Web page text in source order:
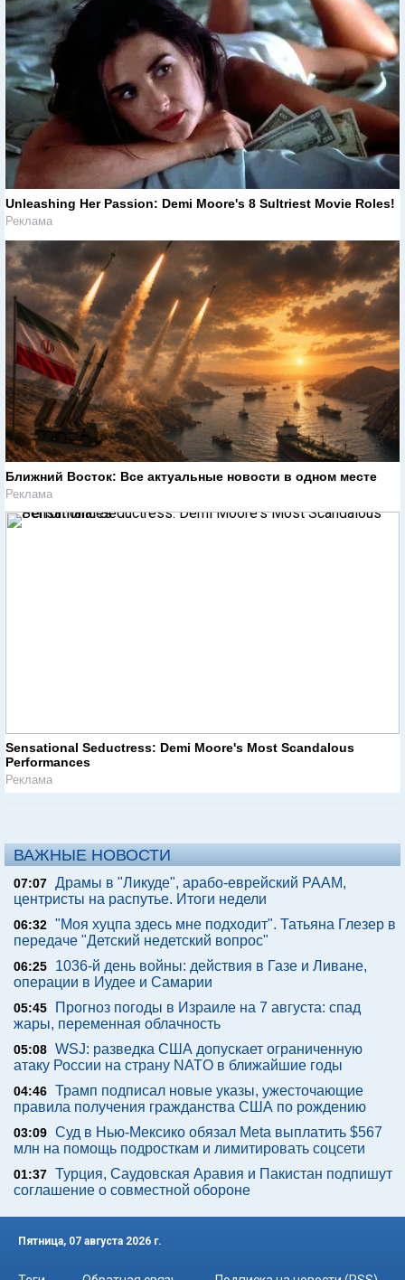
Unleashing Her Passion: Demi Moore's 8 Sultriest Movie Roles!
Реклама
Ближний Восток: Все актуальные новости в одном месте
Реклама
Sensational Seductress: Demi Moore's Most Scandalous
Performances
Реклама
ВАЖНЫЕ НОВОСТИ
07:07 Драмы в "Ликуде", арабо-еврейский РААМ,
центристы на распутье. Итоги недели
06:32 "Моя хуцпа здесь мне подходит". Татьяна Глезер в
передаче "Детский недетский вопрос"
06:25
1036-й день войны: действия в Газе и Ливане,
операции в Иудее и Самарии
05:45
Прогноз погоды в Израиле на 7 августа: спад
жары, переменная облачность
05:08 WSJ: разведка США допускает ограниченную
атаку России на страну NATO в ближайшие годы
04:46 Трамп подписал новые указы, ужесточающие
правила получения гражданства США по рождению
03:09 Суд в Нью-Мексико обязал Meta выплатить $567
млн на помощь подросткам и лимитировать соцсети
01:37 Турция, Саудовская Аравия и Пакистан подпишут
соглашение о совместной обороне
Пятница, 07 августа 2026 г.